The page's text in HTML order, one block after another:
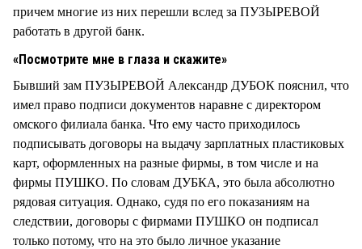
причем многие из них перешли вслед за ПУЗЫРЕВОЙ
работать в другой банк.
«Посмотрите мне в глаза и скажите»
Бывший зам ПУЗЫРЕВОЙ Александр ДУБОК пояснил, что
имел право подписи документов наравне с директором
омского филиала банка. Что ему часто приходилось
подписывать договоры на выдачу зарплатных пластиковых
карт, оформленных на разные фирмы, в том числе и на
фирмы ПУШКО. По словам ДУБКА, это была абсолютно
рядовая ситуация. Однако, судя по его показаниям на
следствии, договоры с фирмами ПУШКО он подписал
только потому, что на это было личное указание